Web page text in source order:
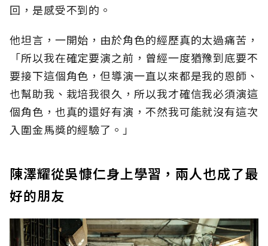
回，是感受不到的。
他坦言，一開始，由於角色的經歷真的太過痛苦，
「所以我在確定要演之前，曾經一度猶豫到底要不
要接下這個角色，但導演一直以來都是我的恩師、
也幫助我、栽培我很久，所以我才確信我必須演這
個角色，也真的還好有演，不然我可能就沒有這次
入圍金馬獎的經驗了。」
陳澤耀從吳慷仁身上學習，兩人也成了最
好的朋友